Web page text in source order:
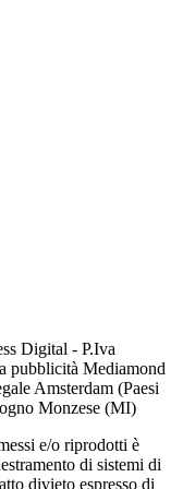
Digital - P.Iva
pubblicità Mediamond
Amsterdam (Paesi
Monzese (MI)
e/o riprodotti è
di sistemi di
divieto espresso di